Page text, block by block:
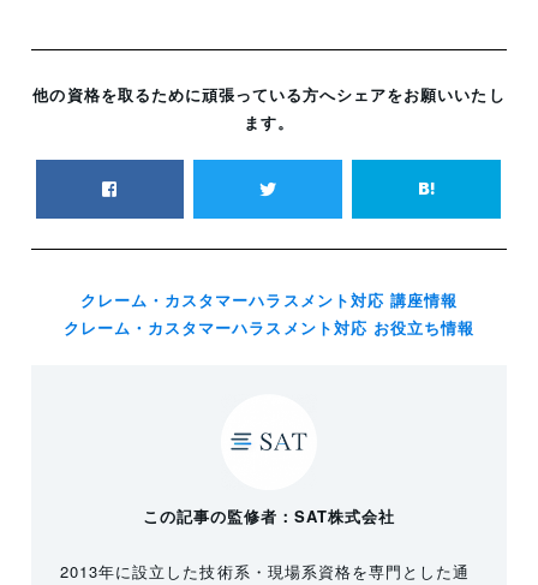
他の資格を取るために頑張っている方へシェアをお願いいたし
ます。
クレーム・カスタマーハラスメント対応 講座情報
クレーム・カスタマーハラスメント対応 お役立ち情報
この記事の監修者：SAT株式会社
2013年に設立した技術系・現場系資格を専門とした通